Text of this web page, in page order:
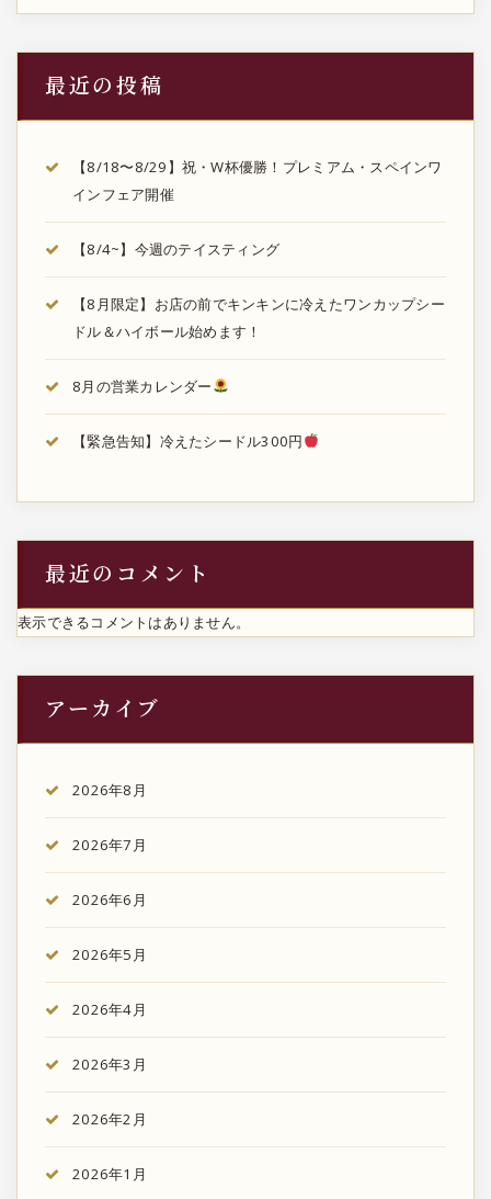
り
最近の投稿
【8/18〜8/29】祝・W杯優勝！プレミアム・スペインワ
インフェア開催
【8/4~】今週のテイスティング
【8月限定】お店の前でキンキンに冷えたワンカップシー
ドル＆ハイボール始めます！
8月の営業カレンダー
【緊急告知】冷えたシードル300円
最近のコメント
表示できるコメントはありません。
アーカイブ
2026年8月
2026年7月
2026年6月
2026年5月
2026年4月
2026年3月
2026年2月
2026年1月